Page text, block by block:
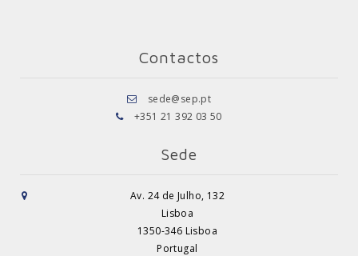
Contactos
sede@sep.pt
+351 21 392 03 50
Sede
Av. 24 de Julho, 132
Lisboa
1350-346 Lisboa
Portugal